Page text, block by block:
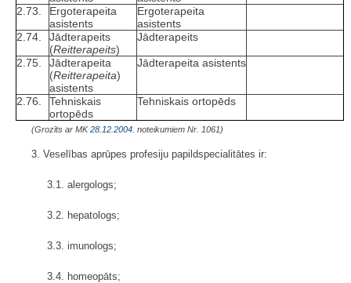
2.73.
Ergoterapeita
asistents
Ergoterapeita
asistents
2.74.
Jādterapeits
(Reitterapeits)
Jādterapeits
2.75.
Jādterapeita
(Reitterapeita)
asistents
Jādterapeita asistents
2.76.
Tehniskais
ortopēds
Tehniskais ortopēds
(Grozīts ar MK28.12.2004. noteikumiem Nr. 1061)
3. Veselības aprūpes profesiju papildspecialitātes ir:
3.1. alergologs;
3.2. hepatologs;
3.3. imunologs;
3.4. homeopāts;